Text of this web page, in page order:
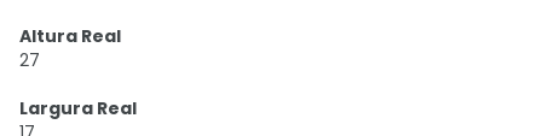
Altura Real
27
Largura Real